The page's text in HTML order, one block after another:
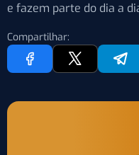
e fazem parte do dia a
Compartilhar: